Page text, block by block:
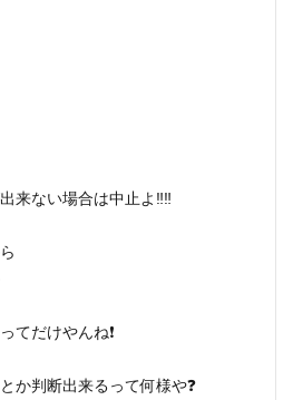
来ない場合は中止よ‼️‼️
てだけやんね❗️
か判断出来るって何様や❓